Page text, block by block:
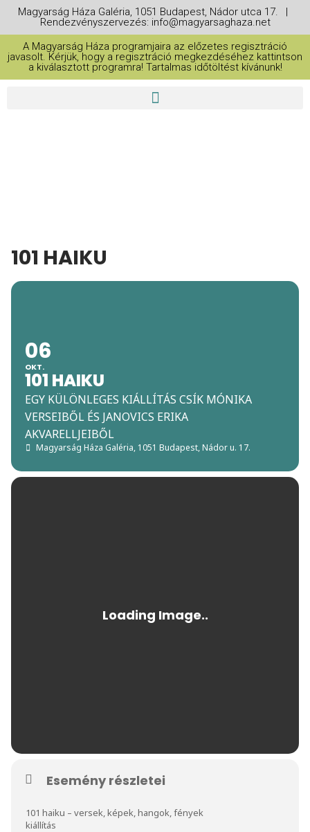
Magyarság Háza Galéria, 1051 Budapest, Nádor utca 17. |
Rendezvényszervezés: info@magyarsaghaza.net
A Magyarság Háza programjaira az előzetes regisztráció
javasolt. Kérjük, hogy a regisztráció megkezdéséhez kattintson
a kiválasztott programra! Tartalmas időtöltést kívánunk!
101 HAIKU
06
OKT.
101 HAIKU
EGY KÜLÖNLEGES KIÁLLÍTÁS CSÍK MÓNIKA
VERSEIBŐL ÉS JANOVICS ERIKA
AKVARELLJEIBŐL
Magyarság Háza Galéria, 1051 Budapest, Nádor u. 17.
Esemény részletei
101 haiku – versek, képek, hangok, fények
kiállítás